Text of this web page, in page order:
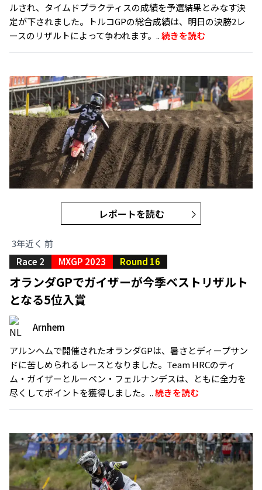
ルされ、タイムドプラクティスの成績を予選結果とみなす決
定が下されました。トルコGPの総合成績は、明日の決勝2レ
ースのリザルトによって争われます。..続きを読む
レポートを読む
3年近く 前
Race 2
MXGP 2023 Round 16
オランダGPでガイザーが今季ベストリザルト
となる5位入賞
Arnhem
アルンヘムで開催されたオランダGPは、暑さとディープサン
ドに苦しめられるレースとなりました。Team HRCのティ
ム・ガイザーとルーベン・フェルナンデスは、ともに全力を
尽くしてポイントを獲得しました。..続きを読む